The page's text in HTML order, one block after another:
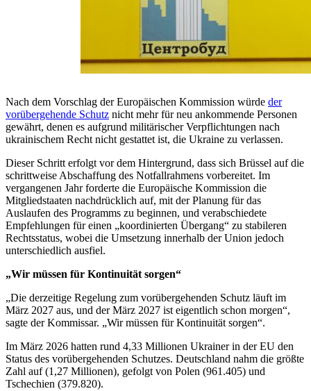
Nach dem Vorschlag der Europäischen Kommission würde der
vorübergehende Schutz nicht mehr für neu ankommende Personen
gewährt, denen es aufgrund militärischer Verpflichtungen nach
ukrainischem Recht nicht gestattet ist, die Ukraine zu verlassen.
Dieser Schritt erfolgt vor dem Hintergrund, dass sich Brüssel auf die
schrittweise Abschaffung des Notfallrahmens vorbereitet. Im
vergangenen Jahr forderte die Europäische Kommission die
Mitgliedstaaten nachdrücklich auf, mit der Planung für das
Auslaufen des Programms zu beginnen, und verabschiedete
Empfehlungen für einen „koordinierten Übergang“ zu stabileren
Rechtsstatus, wobei die Umsetzung innerhalb der Union jedoch
unterschiedlich ausfiel.
„Wir müssen für Kontinuität sorgen“
„Die derzeitige Regelung zum vorübergehenden Schutz läuft im
März 2027 aus, und der März 2027 ist eigentlich schon morgen“,
sagte der Kommissar. „Wir müssen für Kontinuität sorgen“.
Im März 2026 hatten rund 4,33 Millionen Ukrainer in der EU den
Status des vorübergehenden Schutzes. Deutschland nahm die größte
Zahl auf (1,27 Millionen), gefolgt von Polen (961.405) und
Tschechien (379.820).